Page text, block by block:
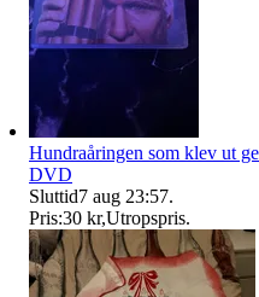
Hundraåringen som klev ut
DVD
Sluttid7 aug 23:57.
Pris:30 kr,Utropspris.